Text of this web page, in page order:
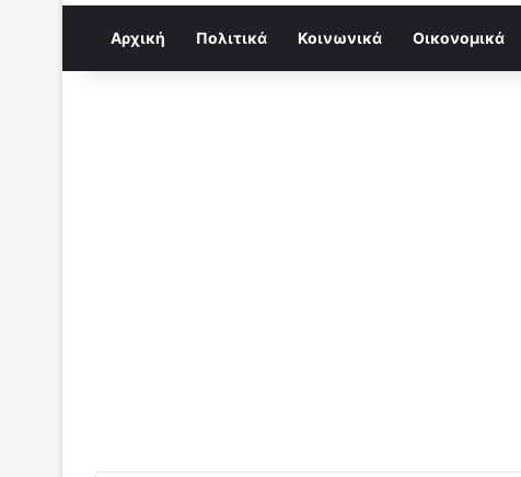
Αρχική Πολιτικά Κοινωνικά Οικονομικά